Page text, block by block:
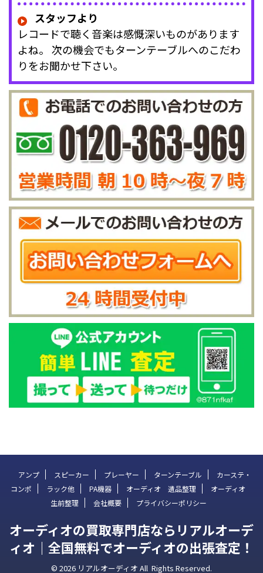
スタッフより
レコードで聴く音楽は感慨深いものがあります
よね。 次の機会でもターンテーブルへのこだわ
りをお聞かせ下さい。
アンプ スピーカー プレーヤー ターンテーブル
カーステ・
コンポ
ラック他 PA機器 オーディオ 遺品整理
オーディオ
生前整理
会社概要 プライバシーポリシー
オーディオの買取専門店ならリアルオーデ
ィオ｜全国無料でオーディオの出張査定！
© 2026 リアルオーディオ All Rights Reserved.